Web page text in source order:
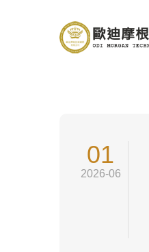
01
2026-06